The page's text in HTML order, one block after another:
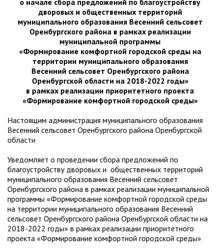
о начале сбора предложений по благоустройству
дворовых и общественных территорий
муниципального образования Весенний сельсовет
Оренбургского района в рамках реализации
муниципальной программы
«Формирование комфортной городской среды на
территории муниципального образования
Весенний сельсовет Оренбургского района
Оренбургской области на 2018-2022 годы»
в рамках реализации приоритетного проекта
«Формирование комфортной городской среды»
Настоящим администрация муниципального образования
Весенний сельсовет Оренбургского района Оренбургской
области
Уведомляет о проведении сбора предложений по
благоустройству дворовых и общественных территорий
муниципального образования Весенний сельсовет
Оренбургского района в рамках реализации муниципальной
программы «Формирование комфортной городской среды
на территории муниципального образования Весенний
сельсовет Оренбургского района Оренбургской области на
2018-2022 годы» в рамках реализации приоритетного
проекта «Формирование комфортной городской среды»